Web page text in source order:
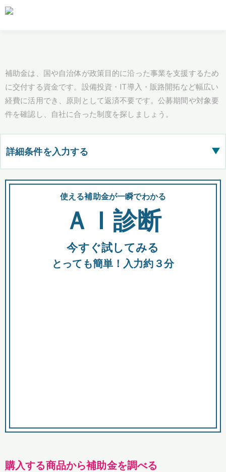
補助金は、国や自治体が政策目的に沿った事業を支援するため
に交付する資金です。設備投資・IT導入・販路開拓など幅広い
経費に活用でき、原則として返済不要です。公募期間や対象要
件を確認し、自社に合った制度を探しましょう。
詳細条件を入力する ▶
都道府県
全国の検索結果を含めて表示
助成金 融資 出資
使える補助金が一瞬でわかる
ＡＩ診断
今すぐ試してみる
とっても簡単！入力約３分
購入する商品から補助金を調べる